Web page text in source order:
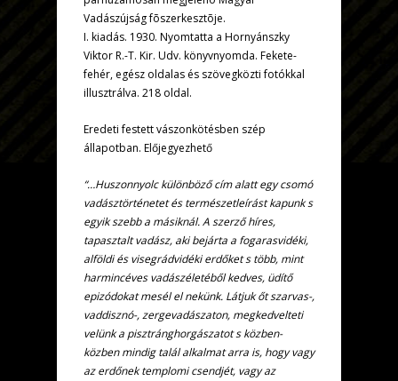
Vadászújság fõszerkesztõje.
I. kiadás. 1930. Nyomtatta a Hornyánszky
Viktor R.-T. Kir. Udv. könyvnyomda. Fekete-
fehér, egész oldalas és szövegközti fotókkal
illusztrálva. 218 oldal.
Eredeti festett vászonkötésben szép
állapotban. Előjegyezhető
“…Huszonnyolc különböző cím alatt egy csomó
vadásztörténetet és természetleírást kapunk s
egyik szebb a másiknál. A szerző híres,
tapasztalt vadász, aki bejárta a fogarasvidéki,
alföldi és visegrádvidéki erdőket s több, mint
harmincéves vadászéletéből kedves, üdítő
epizódokat mesél el nekünk. Látjuk őt szarvas-,
vaddisznó-, zergevadászaton, megkedvelteti
velünk a pisztránghorgászatot s közben-
közben mindig talál alkalmat arra is, hogy vagy
az erdőnek templomi csendjét, vagy az